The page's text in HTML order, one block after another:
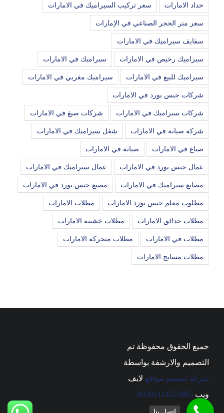
حداد الامارات سعر تركيب السيراميك في الامارات
سعر متر الحجر الصناعي في الإمارات
سفايف سيراميك في الامارات
سيراميك رخيص في الامارات سيراميك في الامارات
سيراميك للبيع في الامارات سيراميك مغربي في الامارات
شركات جبس بورد في الامارات
شركات سيراميك في الامارات شركات صبغ في الامارات
شركة صيانة في الامارات شغل سيراميك في الامارات
صباغ في الامارات صيانه في الامارات
عمال جبس بورد في الامارات عمال سيراميك في الامارات
مصانع سيراميك في الامارات مصنع جبس بورد في الامارات
مطلوب معلم جبس بورد الامارات مظلات الامارات
مظلات حدائق الامارات مظلات خشبية الامارات
مظلات في الامارات مظلات متحركة الامارات
مظلات مسابح الامارات
جميع الحقوق محفوظة تم
التصميم والارشفة بواسطة
شركة تصميم مواقع لايف
ويب 00201114323865